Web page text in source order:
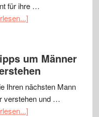
für ihre …
um Männer
Ihren nächsten Mann
verstehen und …